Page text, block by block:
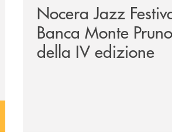
Nocera Jazz
Banca Monte
della IV edizione